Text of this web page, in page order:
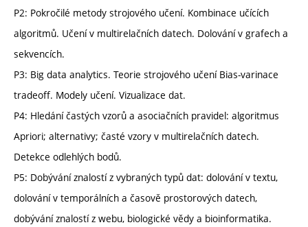
P2: Pokročilé metody strojového učení. Kombinace učících
algoritmů. Učení v multirelačních datech. Dolování v grafech a
sekvencích.
P3: Big data analytics. Teorie strojového učení Bias-varinace
tradeoff. Modely učení. Vizualizace dat.
P4: Hledání častých vzorů a asociačních pravidel: algoritmus
Apriori; alternativy; časté vzory v multirelačních datech.
Detekce odlehlých bodů.
P5: Dobývání znalostí z vybraných typů dat: dolování v textu,
dolování v temporálních a časově prostorových datech,
dobývání znalostí z webu, biologické vědy a bioinformatika.